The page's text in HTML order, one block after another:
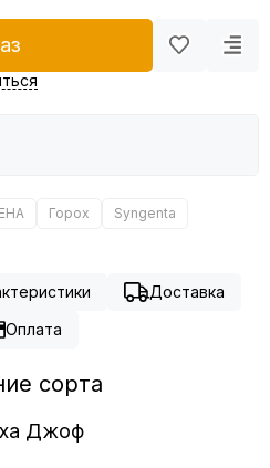
Горох Syngenta
Доставка
Оплата
сорта
Джоф